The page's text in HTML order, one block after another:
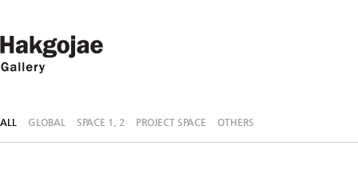
ALL GLOBAL SPACE 1, 2 PROJECT SPACE OTHERS